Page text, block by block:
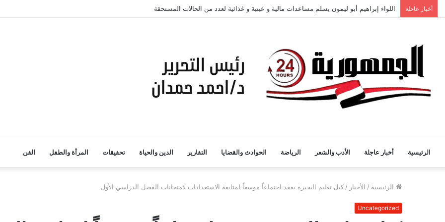
أخبار عاجلة اللواء إبراهيم أبو ليمون يسلم مساعدات مالية و عينية و غذائية لعدد من الحالات المستحقة
الرئيسية أخبار عاجلة الأدب والشعر الرياضة الحوادث والقضايا التقارير الدين والحياة تحقيقات المرأة والطفل الفن
الرئيسية / الأخبار / كيل تعليم البحيرة يعقد اجتماعاً موسعاً لمتابعة الاستعدادات لامتحانات الفصل الدراسي الأول
Uncategorized